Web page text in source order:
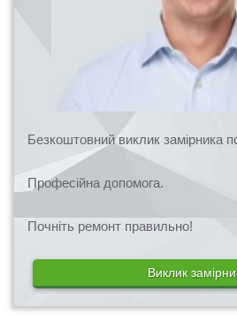
Безкоштовний виклик замірника
Професійна допомога.
Почніть ремонт правильно!
Виклик